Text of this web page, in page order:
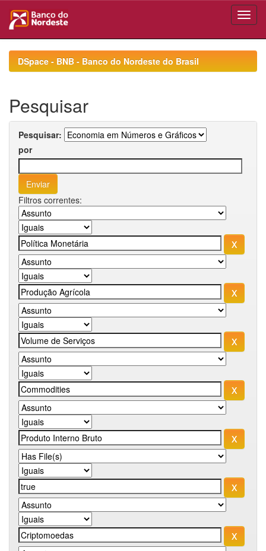
navigationDSpace - BNB - Banco do Nordeste do Brasil
Pesquisar
Pesquisar:
por
Filtros correntes: